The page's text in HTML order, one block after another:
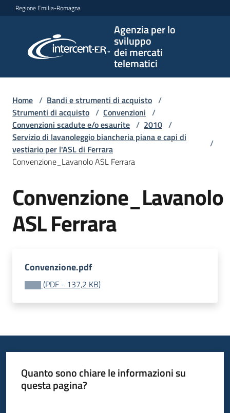
Vai al contenuto
Vai alla navigazione
Vai al footer
Regione Emilia-Romagna
Agenzia per lo
sviluppo
dei mercati
telematici
per lo
sviluppo
telematici
L'Agenzia
Bandi
e
di
Home / Bandi e strumenti di acquisto /
Strumenti di acquisto / Convenzioni /
Convenzioni scadute e/o esaurite / 2010 /
Servizio di lavanoleggio biancheria piana e capi di
vestiario per l'ASL di Ferrara
/
Convenzione_Lavanolo ASL Ferrara
Convenzione_Lavanolo
ASL Ferrara
Convenzione.pdf
(PDF - 137,2 KB)
Quanto sono chiare le informazioni su
questa pagina?